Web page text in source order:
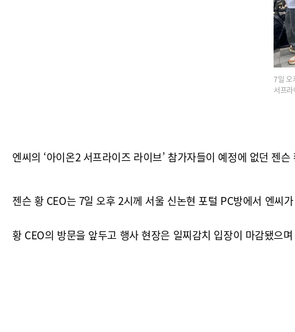
7일 오
서프
엔씨의 ‘아이온2 서프라이즈 라이브’ 참가자들이 예정에 없던 젠
젠슨 황 CEO는 7일 오후 2시께 서울 신논현 포털 PC방에서 엔씨
황 CEO의 방문을 앞두고 행사 현장은 일찌감치 입장이 마감됐으